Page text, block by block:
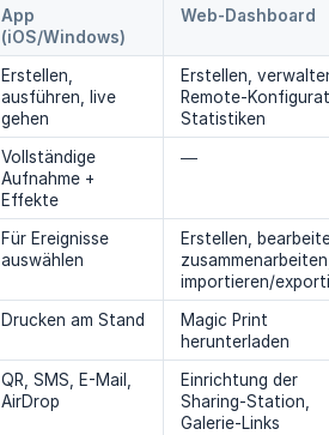
App
(iOS/Windows)
Web-Dashboard
Erstellen,
ausführen, live
gehen
Erstellen,
Remote-
Statistiken
Vollständige
Aufnahme +
Effekte
—
Für Ereignisse
auswählen
Erstellen,
importieren/
Drucken am Stand
Magic Print
herunterladen
QR, SMS, E-Mail,
AirDrop
Einrichtung der
Sharing-Station,
Galerie-Links